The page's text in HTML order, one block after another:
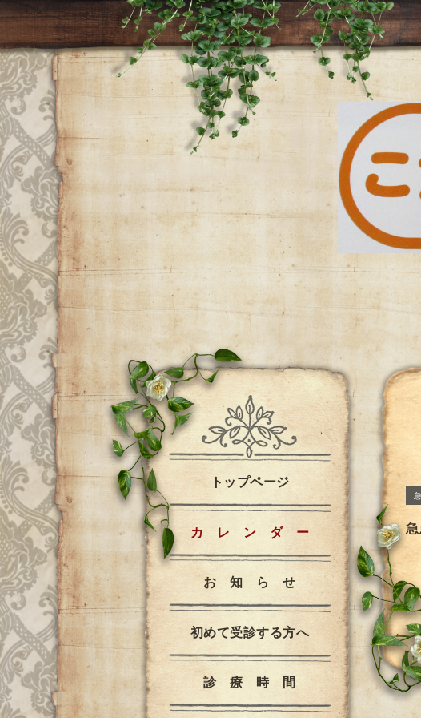
急
トップページ
カ レ ン ダ ー
お 知 ら せ
初めて受診する方へ
診 療 時 間